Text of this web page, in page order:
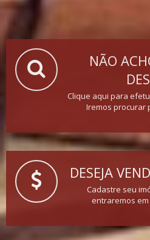
NÃO
Clique aqui para
Iremos procurar
DESEJA
Cadastre seu
entraremos